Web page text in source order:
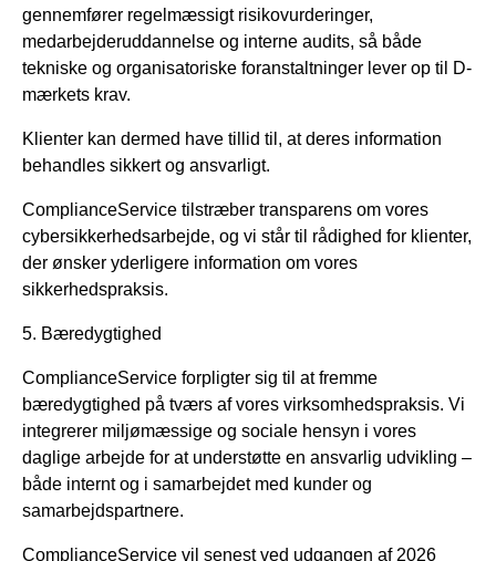
gennemfører regelmæssigt risikovurderinger,
medarbejderuddannelse og interne audits, så både
tekniske og organisatoriske foranstaltninger lever op til D-
mærkets krav.
Klienter kan dermed have tillid til, at deres information
behandles sikkert og ansvarligt.
ComplianceService tilstræber transparens om vores
cybersikkerhedsarbejde, og vi står til rådighed for klienter,
der ønsker yderligere information om vores
sikkerhedspraksis.
5. Bæredygtighed
ComplianceService forpligter sig til at fremme
bæredygtighed på tværs af vores virksomhedspraksis. Vi
integrerer miljømæssige og sociale hensyn i vores
daglige arbejde for at understøtte en ansvarlig udvikling –
både internt og i samarbejdet med kunder og
samarbejdspartnere.
ComplianceService vil senest ved udgangen af 2026